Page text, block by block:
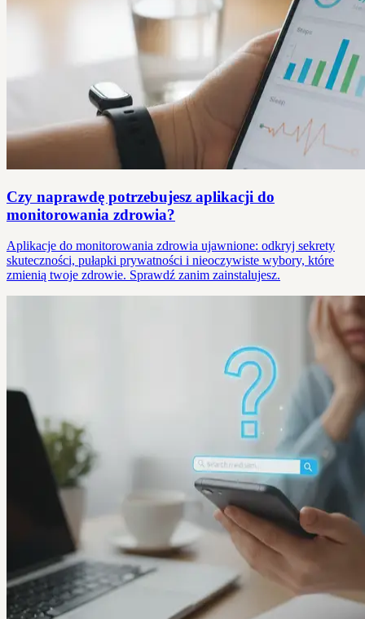
Czy naprawdę potrzebujesz aplikacji do
monitorowania zdrowia?
Aplikacje do monitorowania zdrowia ujawnione: odkryj sekrety
skuteczności, pułapki prywatności i nieoczywiste wybory, które
zmienią twoje zdrowie. Sprawdź zanim zainstalujesz.